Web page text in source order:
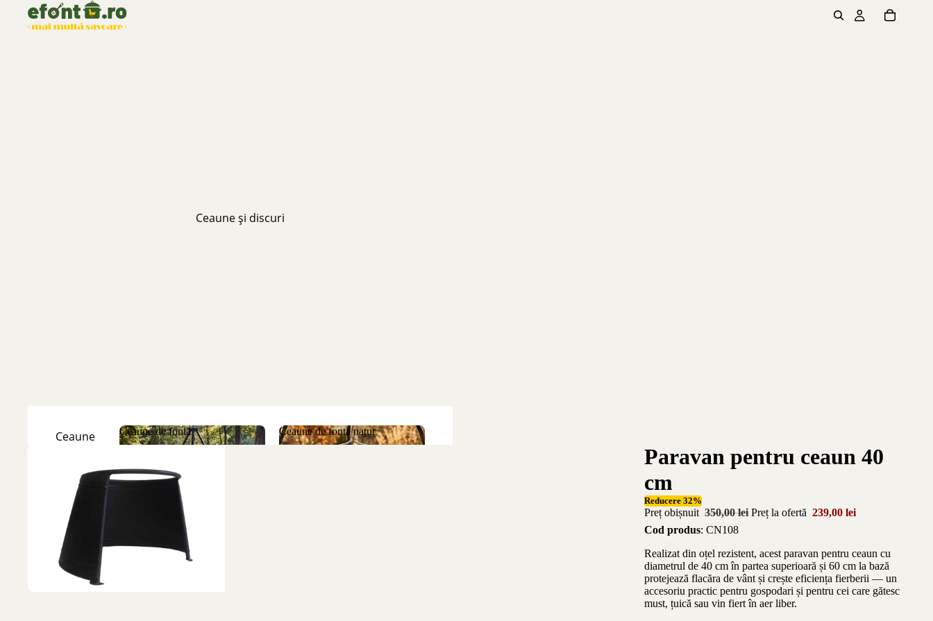
Ceaune și discuri
Ceaune
Ceaune
Emailate
Discuri
de fontă
Ceaune de fontă
Ceaune de fontă natur
Paravan pentru ceaun 40
cm
Reducere 32%
Preț obișnuit 350,00 lei Preț la ofertă 239,00 lei
Cod produs: CN108
Realizat din oțel rezistent, acest paravan pentru ceaun cu
diametrul de 40 cm în partea superioară și 60 cm la bază
protejează flacăra de vânt și crește eficiența fierberii — un
accesoriu practic pentru gospodari și pentru cei care gătesc
must, țuică sau vin fiert în aer liber.